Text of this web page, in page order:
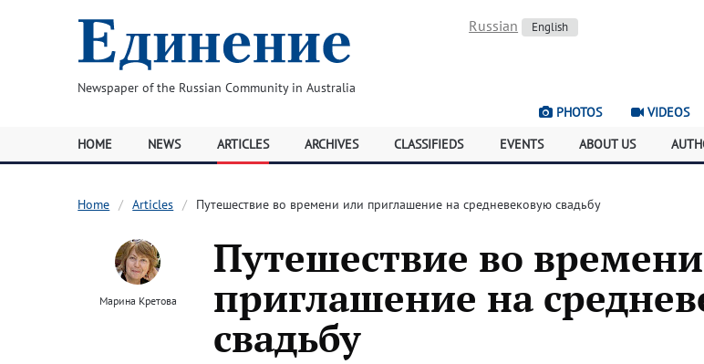
Newspaper of the Russian Community in Australia
Russian English
PHOTOS VIDEOS
HOME NEWS ARTICLES ARCHIVES CLASSIFIEDS EVENTS ABOUT US
Home Articles Путешествие во времени или приглашение на средневековую свадьбу
Марина Кретова
Путешествие во
приглашение на
свадьбу